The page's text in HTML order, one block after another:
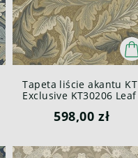
Tapeta liście akantu KT
Exclusive KT30206 Leaf
598,00 zł